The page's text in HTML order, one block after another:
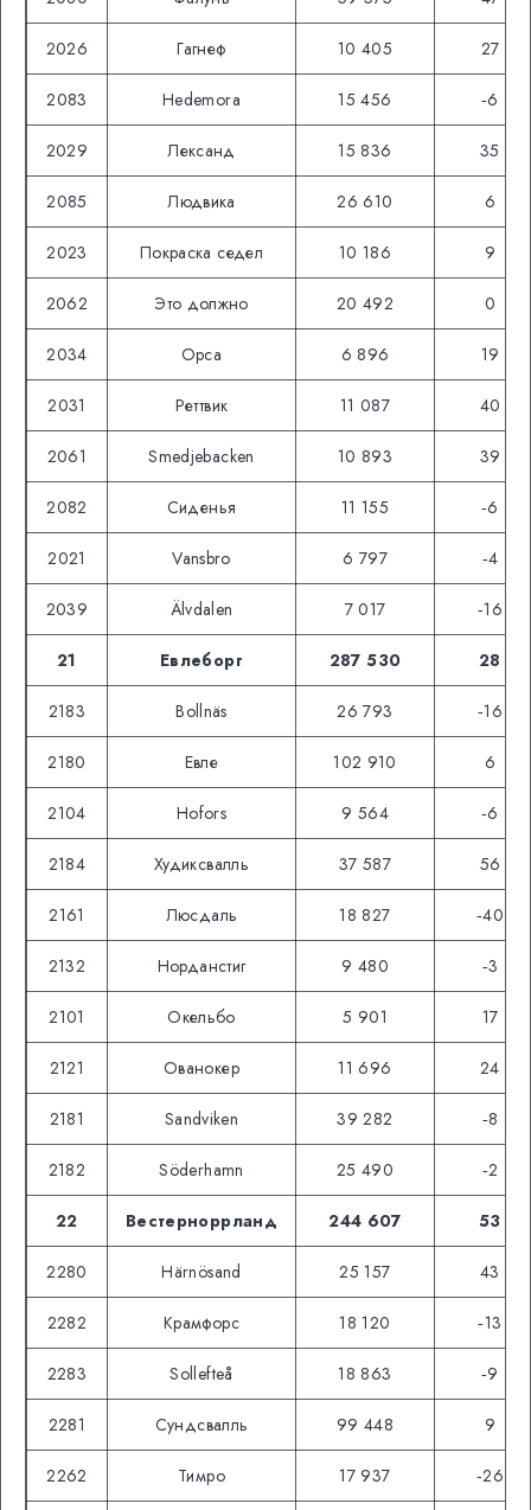
2026 Гагнеф 10 405 27
2083 Hedemora 15 456 ‑6
2029 Лександ 15 836 35
2085 Людвика 26 610 6
2023 Покраска седел 10 186 9
2062 Это должно 20 492 0
2034 Орса 6 896 19
2031 Реттвик 11 087 40
2061 Smedjebacken 10 893 39
2082 Сиденья 11 155 ‑6
2021 Vansbro 6 797 ‑4
2039 Älvdalen 7 017 ‑16
21 Евлеборг 287 530 28
2183 Bollnäs 26 793 ‑16
2180 Евле 102 910 6
2104 Hofors 9 564 ‑6
2184 Худиксвалль 37 587 56
2161 Люсдаль 18 827 ‑40
2132 Норданстиг 9 480 ‑3
2101 Окельбо 5 901 17
2121 Ованокер 11 696 24
2181 Sandviken 39 282 ‑8
2182 Söderhamn 25 490 ‑2
22 Вестерноррланд 244 607 53
2280 Härnösand 25 157 43
2282 Крамфорс 18 120 ‑13
2283 Sollefteå 18 863 ‑9
2281 Сундсвалль 99 448 9
2262 Тимро 17 937 ‑26